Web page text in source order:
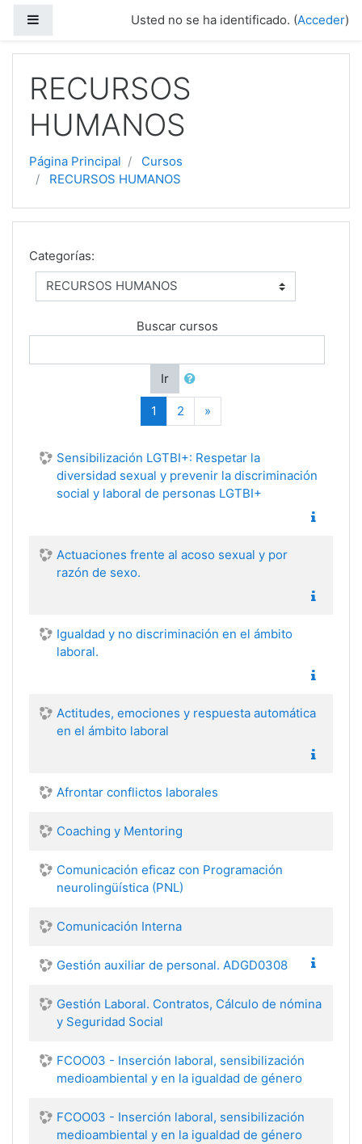
Usted no se ha identificado. (Acceder)
RECURSOS
HUMANOS
Página Principal
Cursos
RECURSOS HUMANOS
Categorías:
Buscar cursos
Ir
1 (actual)
2 »
Sensibilización LGTBI+: Respetar la
diversidad sexual y prevenir la discriminación
social y laboral de personas LGTBI+
Actuaciones frente al acoso sexual y por
razón de sexo.
Igualdad y no discriminación en el ámbito
laboral.
Actitudes, emociones y respuesta automática
en el ámbito laboral
Afrontar conflictos laborales
Coaching y Mentoring
Comunicación eficaz con Programación
neurolingüística (PNL)
Comunicación Interna
Gestión auxiliar de personal. ADGD0308
Gestión Laboral. Contratos, Cálculo de nómina
y Seguridad Social
FCOO03 - Inserción laboral, sensibilización
medioambiental y en la igualdad de género
FCOO03 - Inserción laboral, sensibilización
medioambiental y en la igualdad de género